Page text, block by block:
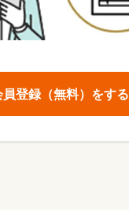
員登録（無料）をする